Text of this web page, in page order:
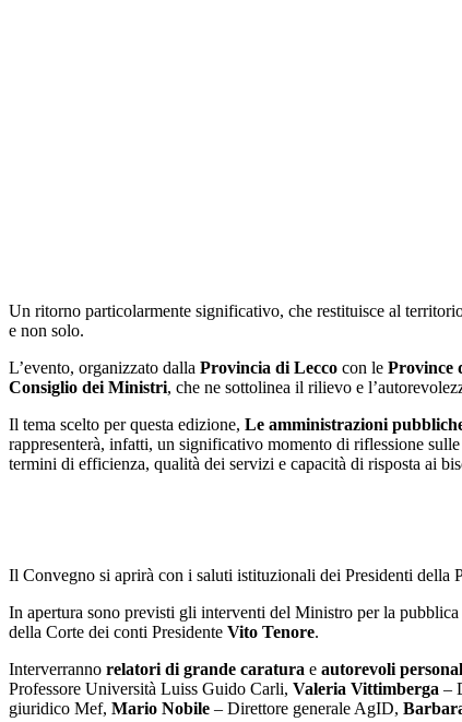
Un ritorno particolarmente significativo, che restituisce al
e non solo.
L’evento, organizzato dalla Provincia di Lecco con le Province
Consiglio dei Ministri, che ne sottolinea il rilievo e
Il tema scelto per questa edizione, Le amministrazioni
rappresenterà, infatti, un significativo momento di riflessione
termini di efficienza, qualità dei servizi e capacità di risposta ai
Il Convegno si aprirà con i saluti istituzionali dei Presidenti della
In apertura sono previsti gli interventi del Ministro per la
della Corte dei conti Presidente Vito Tenore.
Interverranno relatori di grande caratura e autorevoli
Professore Università Luiss Guido Carli, Valeria Vittimberga –
giuridico Mef, Mario Nobile – Direttore generale AgID,